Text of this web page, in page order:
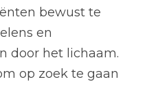
bewust te
en
door het lichaam.
op zoek te gaan